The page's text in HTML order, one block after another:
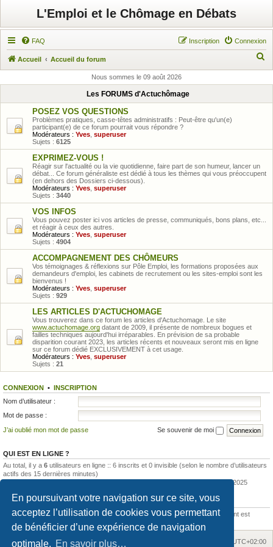
En poursuivant votre navigation sur ce site, vous
acceptez l’utilisation de cookies vous permettant
de bénéficier d’une expérience de navigation
optimale. En savoir plus…
L'Emploi et le Chômage en Débats
FAQ Connexion
Inscription
Accueil Accueil du forum
h
e
Nous sommes le 09 août 2026
Les FORUMS d'Actuchômage
POSEZ VOS QUESTIONS
Problèmes pratiques, casse-têtes administratifs : Peut-être qu'un(e)
participant(e) de ce forum pourrait vous répondre ?
Modérateurs : Yves superuser
Sujets : 6125
EXPRIMEZ-VOUS !
Réagir sur l'actualité ou la vie quotidienne, faire part de son humeur, lancer un
débat... Ce forum généraliste est dédié à tous les thèmes qui vous préoccupent
(en dehors des Dossiers ci-dessous).
Modérateurs : Yves superuser
Sujets : 3440
VOS INFOS
Vous pouvez poster ici vos articles de presse, communiqués, bons plans, etc...
et réagir à ceux des autres.
Modérateurs : Yves superuser
Sujets : 4904
ACCOMPAGNEMENT DES CHÔMEURS
Vos témoignages & réflexions sur Pôle Emploi, les formations proposées aux
demandeurs d'emploi, les cabinets de recrutement ou les sites-emploi sont les
bienvenus !
Modérateurs : Yves superuser
Sujets : 929
LES ARTICLES D'ACTUCHOMAGE
Vous trouverez dans ce forum les articles d'Actuchomage. Le site
www.actuchomage.org datant de 2009, il présente de nombreux bogues et
failles techniques aujourd'hui irréparables. En prévision de sa probable
disparition courant 2023, les articles récents et nouveaux seront mis en ligne
sur ce forum dédié EXCLUSIVEMENT à cet usage.
Modérateurs : Yves superuser
Sujets : 21
CONNEXION • INSCRIPTION
Nom d’utilisateur :
Mot de passe :
J’ai oublié mon mot de passe
Se souvenir de moi
QUI EST EN LIGNE ?
Au total, il y a 6 utilisateurs en ligne :: 6 inscrits et 0 invisible (selon le nombre d’utilisateurs
actifs des 15 dernières minutes)
le 13 mai 2025
STATISTIQUES
205044messages • 15420sujets •792membres • Notre membre le plus récent est
Soleil1980
Accueil Accueil du forum UTC+02:00